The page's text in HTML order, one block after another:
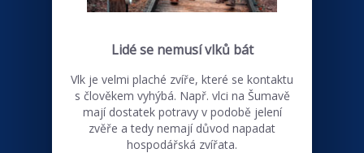
Lidé se nemusí vlků bát
Vlk je velmi plaché zvíře, které se kontaktu
s člověkem vyhýbá. Např. vlci na Šumavě
mají dostatek potravy v podobě jelení
zvěře a tedy nemají důvod napadat
hospodářská zvířata.